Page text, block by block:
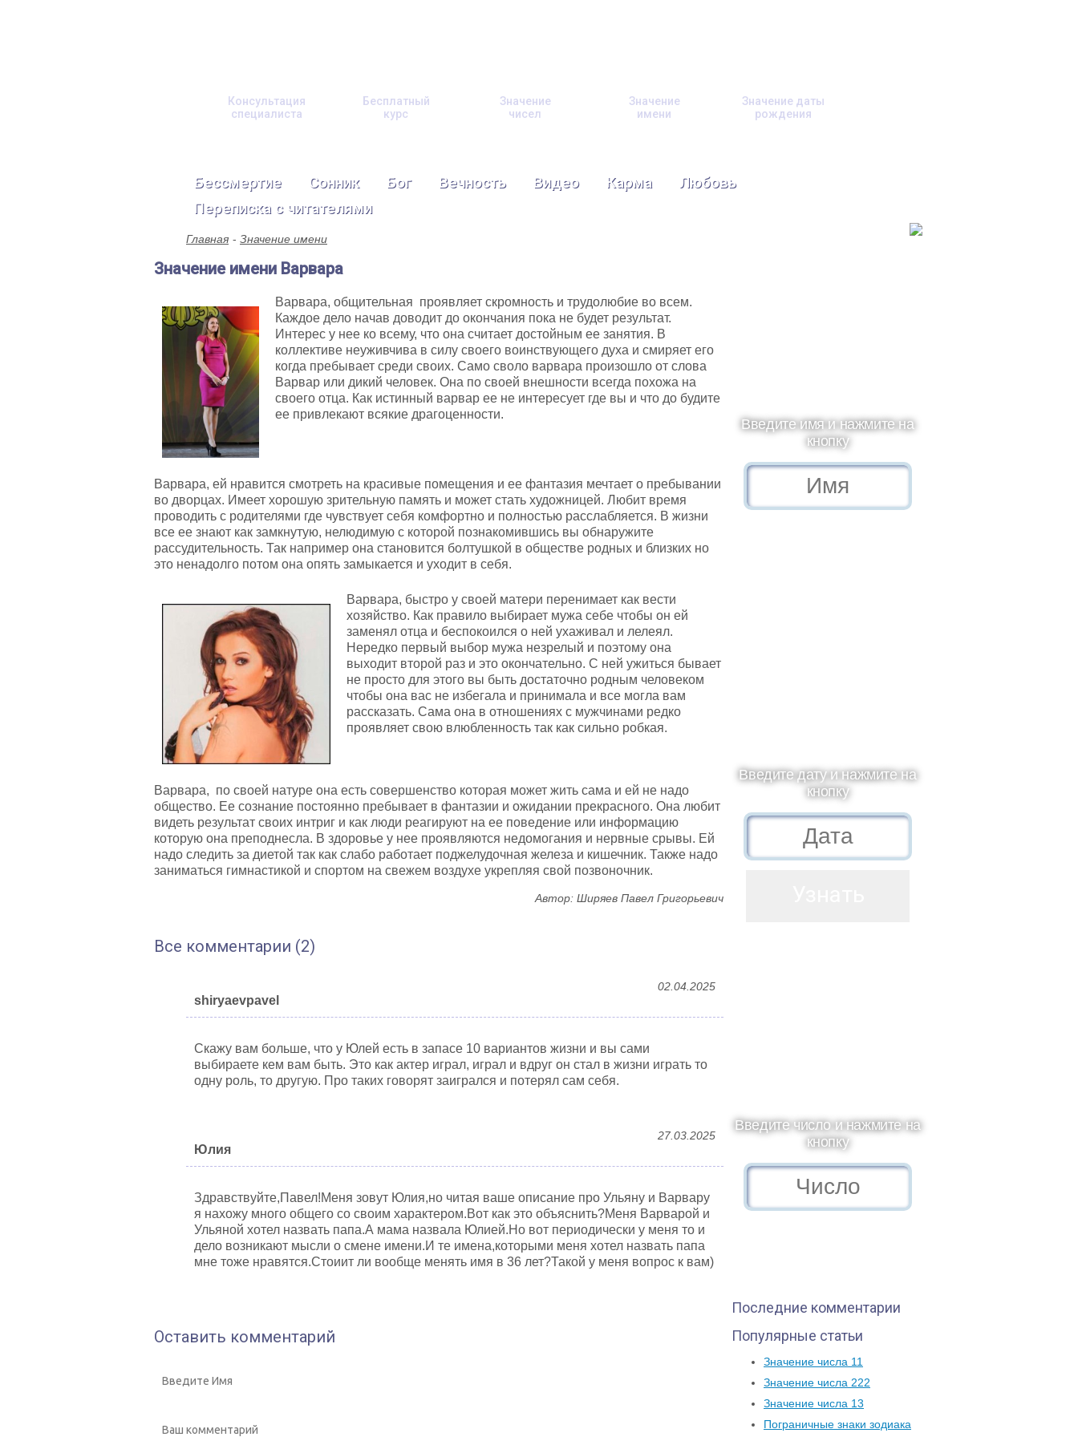
Консультация
специалиста
Бесплатный
курс
Значение
чисел
Значение
имени
Значение даты
рождения
Бессмертие Сонник Бог Вечность Видео Карма
Любовь
Переписка с читателями
Главная Значение имени
Значение имени Варвара
Варвара, общительная проявляет скромность и трудолюбие во всем.
Каждое дело начав доводит до окончания пока не будет результат.
Интерес у нее ко всему, что она считает достойным ее занятия. В
коллективе неуживчива в силу своего воинствующего духа и смиряет его
когда пребывает среди своих. Само своло варвара произошло от слова
Варвар или дикий человек. Она по своей внешности всегда похожа на
своего отца. Как истинный варвар ее не интересует где вы и что до будите
ее привлекают всякие драгоценности.
Варвара, ей нравится смотреть на красивые помещения и ее фантазия мечтает о пребывании
во дворцах. Имеет хорошую зрительную память и может стать художницей. Любит время
проводить с родителями где чувствует себя комфортно и полностью расслабляется. В жизни
все ее знают как замкнутую, нелюдимую с которой познакомившись вы обнаружите
рассудительность. Так например она становится болтушкой в обществе родных и близких но
это ненадолго потом она опять замыкается и уходит в себя.
Варвара, быстро у своей матери перенимает как вести
хозяйство. Как правило выбирает мужа себе чтобы он ей
заменял отца и беспокоился о ней ухаживал и лелеял.
Нередко первый выбор мужа незрелый и поэтому она
выходит второй раз и это окончательно. С ней ужиться бывает
не просто для этого вы быть достаточно родным человеком
чтобы она вас не избегала и принимала и все могла вам
рассказать. Сама она в отношениях с мужчинами редко
проявляет свою влюбленность так как сильно робкая.
Варвара, по своей натуре она есть совершенство которая может жить сама и ей не надо
общество. Ее сознание постоянно пребывает в фантазии и ожидании прекрасного. Она любит
видеть результат своих интриг и как люди реагируют на ее поведение или информацию
которую она преподнесла. В здоровье у нее проявляются недомогания и нервные срывы. Ей
надо следить за диетой так как слабо работает поджелудочная железа и кишечник. Также надо
заниматься гимнастикой и спортом на свежем воздухе укрепляя свой позвоночник.
Автор: Ширяев Павел Григорьевич
Все комментарии (2)
shiryaevpavel
02.04.2025
Скажу вам больше, что у Юлей есть в запасе 10 вариантов жизни и вы сами
выбираете кем вам быть. Это как актер играл, играл и вдруг он стал в жизни играть то
одну роль, то другую. Про таких говорят заигрался и потерял сам себя.
Юлия
27.03.2025
Здравствуйте,Павел!Меня зовут Юлия,но читая ваше описание про Ульяну и Варвару
я нахожу много общего со своим характером.Вот как это объяснить?Меня Варварой и
Ульяной хотел назвать папа.А мама назвала Юлией.Но вот периодически у меня то и
дело возникают мысли о смене имени.И те имена,которыми меня хотел назвать папа
мне тоже нравятся.Стоиит ли вообще менять имя в 36 лет?Такой у меня вопрос к вам)
Оставить комментарий
Введите имя и нажмите на
кнопку
Введите дату и нажмите на
кнопку
Введите число и нажмите на
кнопку
Последние комментарии
Популярные статьи
Значение числа 11
Значение числа 222
Значение числа 13
Пограничные знаки зодиака